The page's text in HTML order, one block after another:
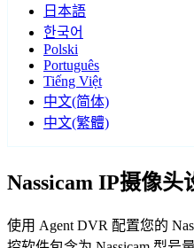
日本語
한국어
Polski
Português
Tiếng Việt
中文(简体)
中文(繁體)
Nassicam IP摄像
使用 Agent DVR 配置您的